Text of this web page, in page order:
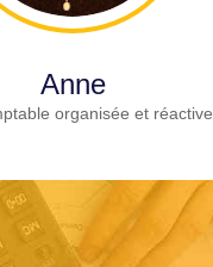
Anne
organisée et réactive